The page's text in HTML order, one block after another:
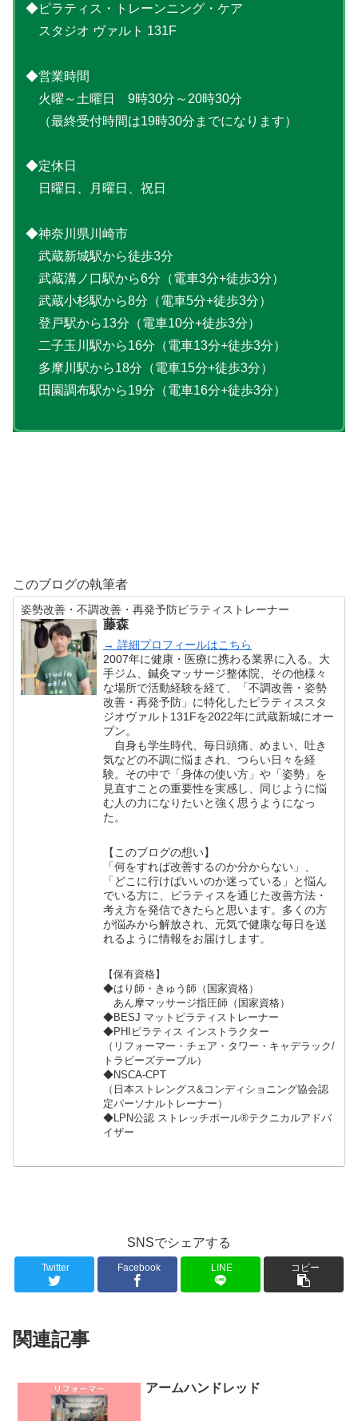
◆ピラティス・トレーンニング・ケア
スタジオ ヴァルト 131F
◆営業時間
火曜～土曜日 9時30分～20時30分
（最終受付時間は19時30分までになります）
◆定休日
日曜日、月曜日、祝日
◆神奈川県川崎市
武蔵新城駅から徒歩3分
武蔵溝ノ口駅から6分（電車3分+徒歩3分）
武蔵小杉駅から8分（電車5分+徒歩3分）
登戸駅から13分（電車10分+徒歩3分）
二子玉川駅から16分（電車13分+徒歩3分）
多摩川駅から18分（電車15分+徒歩3分）
田園調布駅から19分（電車16分+徒歩3分）
このブログの執筆者
姿勢改善・不調改善・再発予防ピラティストレーナー
藤森
→ 詳細プロフィールはこちら
2007年に健康・医療に携わる業界に入る。大
手ジム、鍼灸マッサージ整体院、その他様々
な場所で活動経験を経て、「不調改善・姿勢
改善・再発予防」に特化したピラティススタ
ジオヴァルト131Fを2022年に武蔵新城にオー
プン。
自身も学生時代、毎日頭痛、めまい、吐き
気などの不調に悩まされ、つらい日々を経
験。その中で「身体の使い方」や「姿勢」を
見直すことの重要性を実感し、同じように悩
む人の力になりたいと強く思うようになっ
た。
【このブログの想い】
「何をすれば改善するのか分からない」、
「どこに行けばいいのか迷っている」と悩ん
でいる方に、ピラティスを通じた改善方法・
考え方を発信できたらと思います。多くの方
が悩みから解放され、元気で健康な毎日を送
れるように情報をお届けします。
【保有資格】
◆はり師・きゅう師（国家資格）
あん摩マッサージ指圧師（国家資格）
◆BESJ マットピラティストレーナー
◆PHIピラティス インストラクター
（リフォーマー・チェア・タワー・キャデラック/
トラピーズテーブル）
◆NSCA-CPT
（日本ストレングス&コンディショニング協会認
定パーソナルトレーナー）
◆LPN公認 ストレッチポール®︎テクニカルアドバ
イザー
SNSでシェアする
Twitter Facebook LINE コピー
関連記事
アームハンドレッド